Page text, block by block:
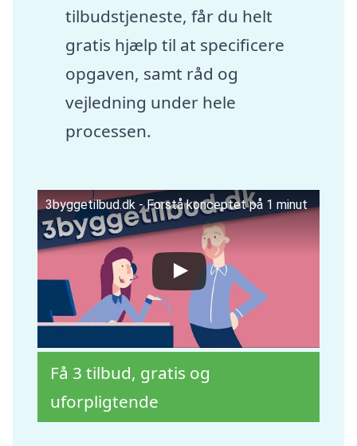
tilbudstjeneste, får du helt
gratis hjælp til at specificere
opgaven, samt råd og
vejledning under hele
processen.
3byggetilbud.dk - Forstå konceptet på 1 minut
Få 3 tilbud, gratis og
uforpligtende